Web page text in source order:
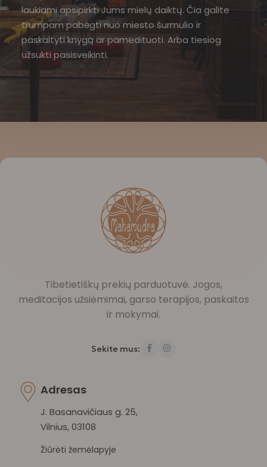
laukiami apsipirkti Jums mielų daiktų. Čia galite
trumpam pabėgti nuo miesto šurmulio ir
paskaityti knygą ar pamedituoti. Arba tiesiog
užsukti pasisveikinti.
Tibetietiškų prekių parduotuvė. Jogos,
meditacijos užsiėmimai, garso terapijos, paskaitos
ir mokymai.
Sekite mus:
Adresas
J. Basanavičiaus g. 25,
Vilnius, 03108
Žiūrėti žemėlapyje